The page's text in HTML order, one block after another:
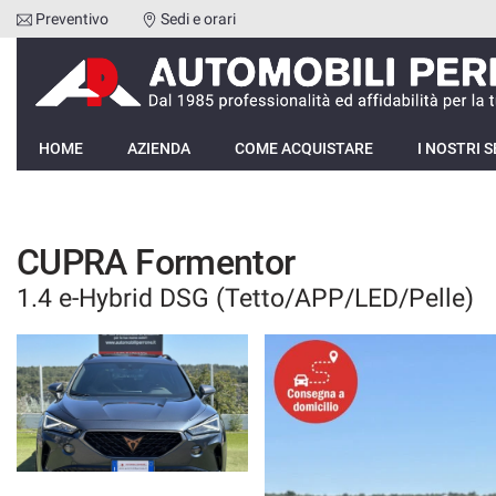
HOME
AZIENDA
I NOSTRI SERVIZI
RECENSIONI
LISTA VEICOLI
VENDI LA TUA AUTO
Preventivo Sedi e orari
HOME AZIENDA COME ACQUISTARE I NOSTRI
CUPRA Formentor
1.4 e-Hybrid DSG (Tetto/APP/LED/Pelle)
Le
preferenze
di
Il
consente
esprimere
preferenze
di
consenso
alle
tecnologie